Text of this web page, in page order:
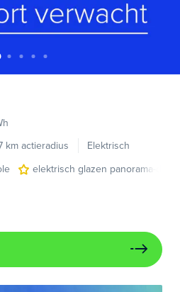
km actieradius
Elektrisch
elektrisch glazen panorama-dak